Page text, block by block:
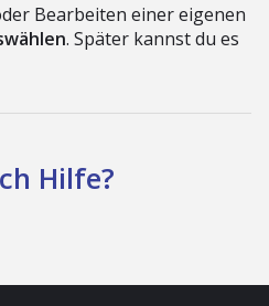
Bearbeiten einer eigenen
. Später kannst du es
Hilfe?